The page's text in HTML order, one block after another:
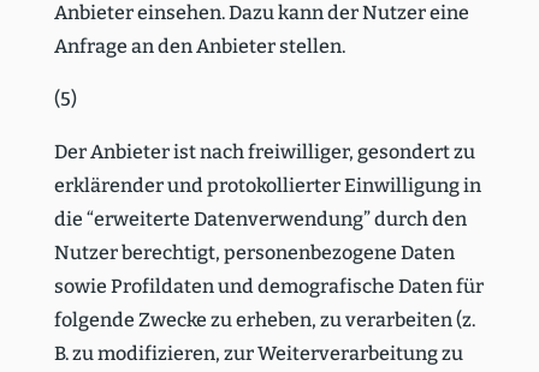
Anbieter einsehen. Dazu kann der Nutzer eine
Anfrage an den Anbieter stellen.
(5)
Der Anbieter ist nach freiwil­liger, gesondert zu
erklä­render und proto­kol­lierter Einwil­ligung in
die “erwei­terte Daten­ver­wendung” durch den
Nutzer berechtigt, perso­nen­be­zogene Daten
sowie Profil­daten und demogra­fische Daten für
folgende Zwecke zu erheben, zu verar­beiten (z.
B. zu modifi­zieren, zur Weiter­ver­ar­beitung zu